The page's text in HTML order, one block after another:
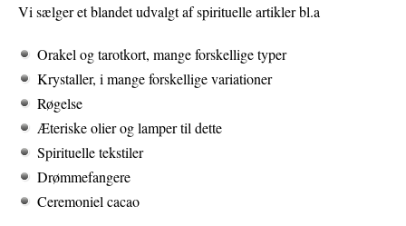
Vi sælger et blandet udvalgt af spirituelle artikler bl.a
Orakel og tarotkort, mange forskellige typer
Krystaller, i mange forskellige variationer
Røgelse
Æteriske olier og lamper til dette
Spirituelle tekstiler
Drømmefangere
Ceremoniel cacao